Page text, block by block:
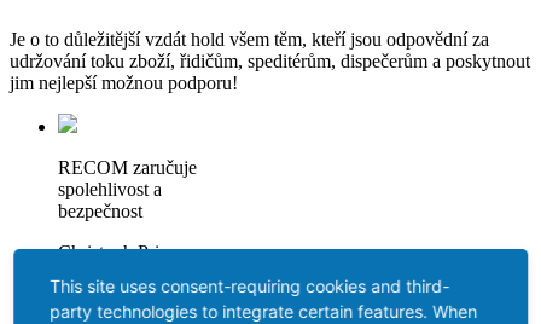
Je o to důležitější vzdát hold všem těm, kteří jsou odpovědní za
udržování toku zboží, řidičům, speditérům, dispečerům a poskytnout
jim nejlepší možnou podporu!
RECOM zaručuje
spolehlivost a
bezpečnost
Christoph Priewasser
KRAIBURG Austria
This site uses consent-requiring cookies and third-
party technologies to integrate certain features. When